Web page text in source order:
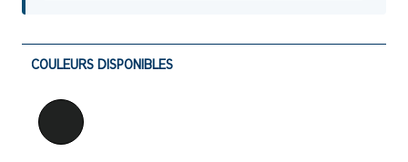
COULEURS DISPONIBLES